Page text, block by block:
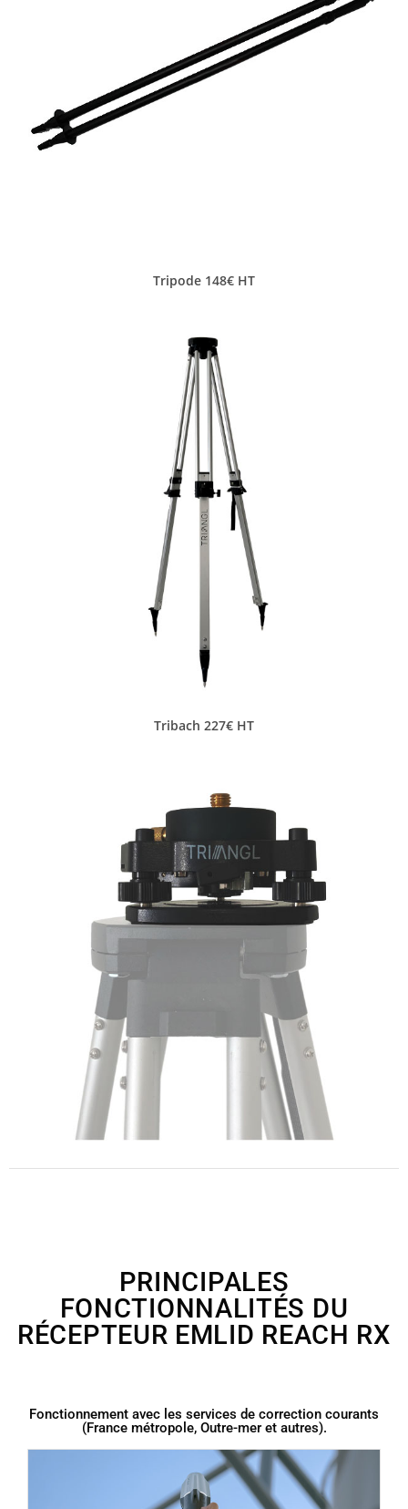
Tripode 148€ HT
Tribach 227€ HT
PRINCIPALES
FONCTIONNALITÉS DU
RÉCEPTEUR EMLID REACH RX
Fonctionnement avec les services de correction courants
(France métropole, Outre-mer et autres).